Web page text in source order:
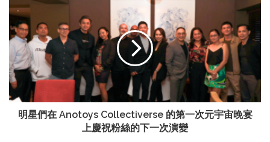
明星們在 Anotoys Collectiverse 的第一次元宇宙晚宴
上慶祝粉絲的下一次演變